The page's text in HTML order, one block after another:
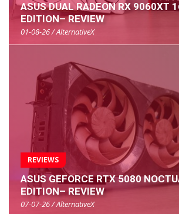
ASUS DUAL RADEON RX 9060XT
EDITION– REVIEW
01-08-26 / AlternativeX
REVIEWS
ASUS GEFORCE RTX 5080
EDITION– REVIEW
07-07-26 / AlternativeX